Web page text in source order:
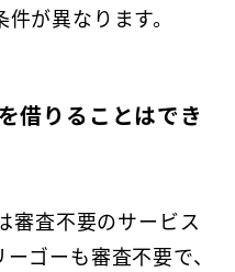
が異なります。
借りることはでき
審査不要のサービス
ゴーも審査不要で、